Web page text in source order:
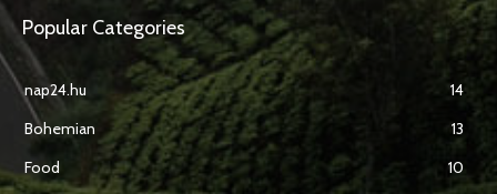
Popular Categories
nap24.hu
14
Bohemian
13
Food
10